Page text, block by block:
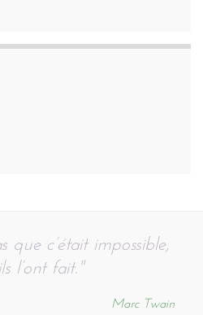
que c’était impossible,
l’ont fait."
Marc Twain